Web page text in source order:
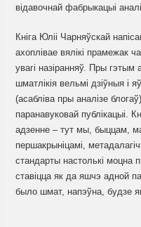
відавочнай фабрыкацыі
Кніга Юліі Чарняўскай
ахоплівае вялікі прамежак
увагі назіранняў. Пры гэтым
шматлікія вельмі дзіўныя і
(асабліва пры аналізе
паранавуковай публікацыі.
адзенне – тут мы, быццам,
першакрыніцамі,
стандарты настолькі
ставіцца як да яшчэ адной
было шмат, напэўна, будзе